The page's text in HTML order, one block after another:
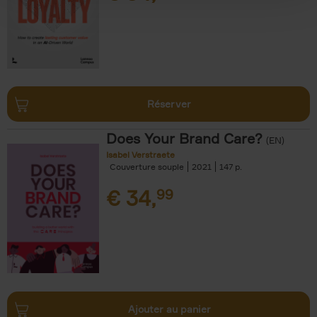
Réserver
Does Your Brand Care? (EN)
Isabel Verstraete
Couverture souple
2021 147
€ 34,99
Ajouter au panier